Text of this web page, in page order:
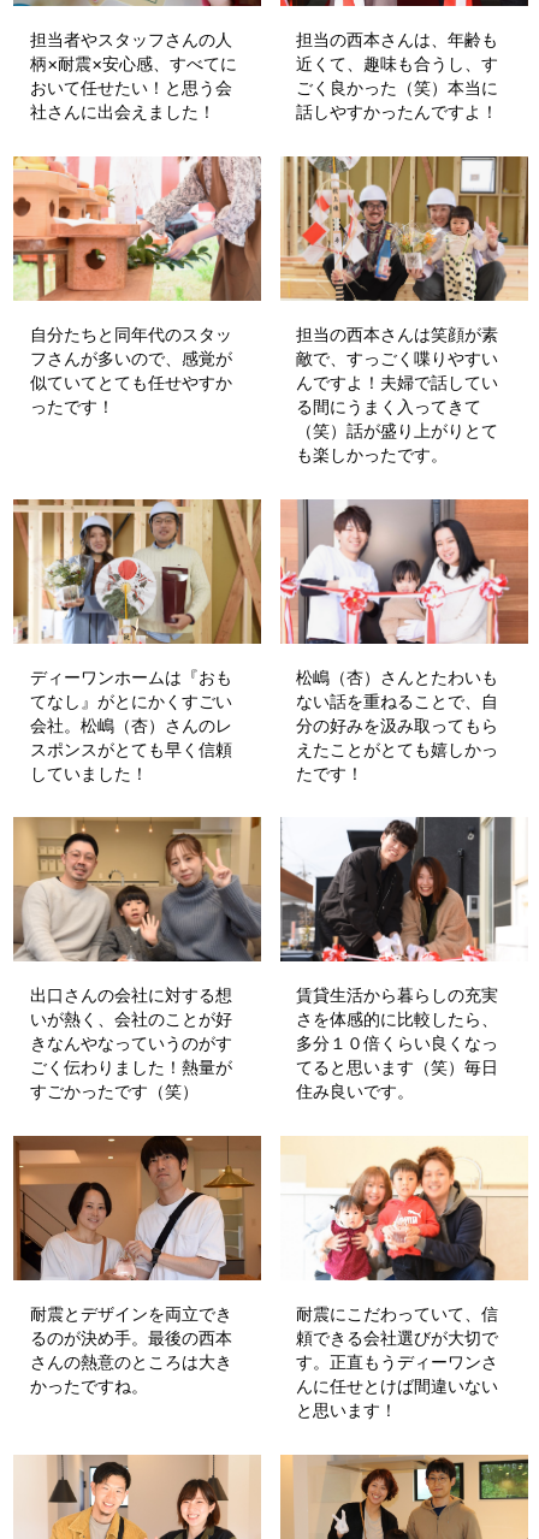
担当者やスタッフさんの人
柄×耐震×安心感、すべてに
おいて任せたい！と思う会
社さんに出会えました！
担当の西本さんは、年齢も
近くて、趣味も合うし、す
ごく良かった（笑）本当に
話しやすかったんですよ！
自分たちと同年代のスタッ
フさんが多いので、感覚が
似ていてとても任せやすか
ったです！
担当の西本さんは笑顔が素
敵で、すっごく喋りやすい
んですよ！夫婦で話してい
る間にうまく入ってきて
（笑）話が盛り上がりとて
も楽しかったです。
ディーワンホームは『おも
てなし』がとにかくすごい
会社。松嶋（杏）さんのレ
スポンスがとても早く信頼
していました！
松嶋（杏）さんとたわいも
ない話を重ねることで、自
分の好みを汲み取ってもら
えたことがとても嬉しかっ
たです！
出口さんの会社に対する想
いが熱く、会社のことが好
きなんやなっていうのがす
ごく伝わりました！熱量が
すごかったです（笑）
賃貸生活から暮らしの充実
さを体感的に比較したら、
多分１０倍くらい良くなっ
てると思います（笑）毎日
住み良いです。
耐震とデザインを両立でき
るのが決め手。最後の西本
さんの熱意のところは大き
かったですね。
耐震にこだわっていて、信
頼できる会社選びが大切で
す。正直もうディーワンさ
んに任せとけば間違いない
と思います！